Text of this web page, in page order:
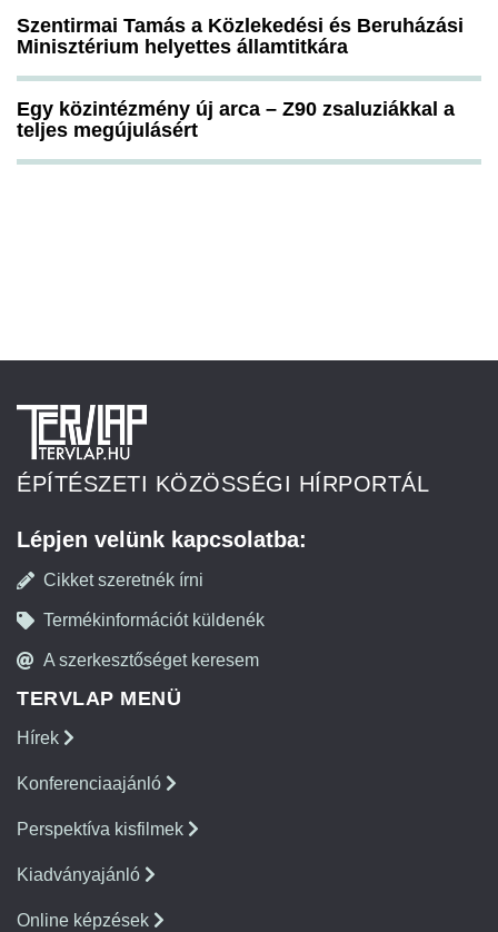
Szentirmai Tamás a Közlekedési és Beruházási
Minisztérium helyettes államtitkára
Egy közintézmény új arca – Z90 zsaluziákkal a
teljes megújulásért
ÉPÍTÉSZETI KÖZÖSSÉGI HÍRPORTÁL
Lépjen velünk kapcsolatba:
Cikket szeretnék írni
Termékinformációt küldenék
A szerkesztőséget keresem
TERVLAP MENÜ
Hírek
Konferenciaajánló
Perspektíva kisfilmek
Kiadványajánló
Online képzések